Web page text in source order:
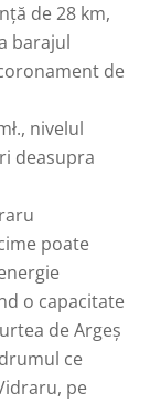
de 28 km,
barajul
de
nivelul
deasupra
poate
o capacitate
de Argeș
ce
pe